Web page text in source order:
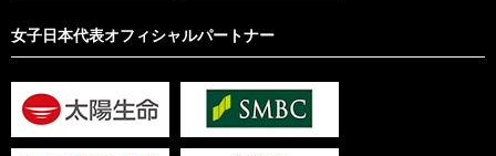
女子日本代表オフィシャルパートナー